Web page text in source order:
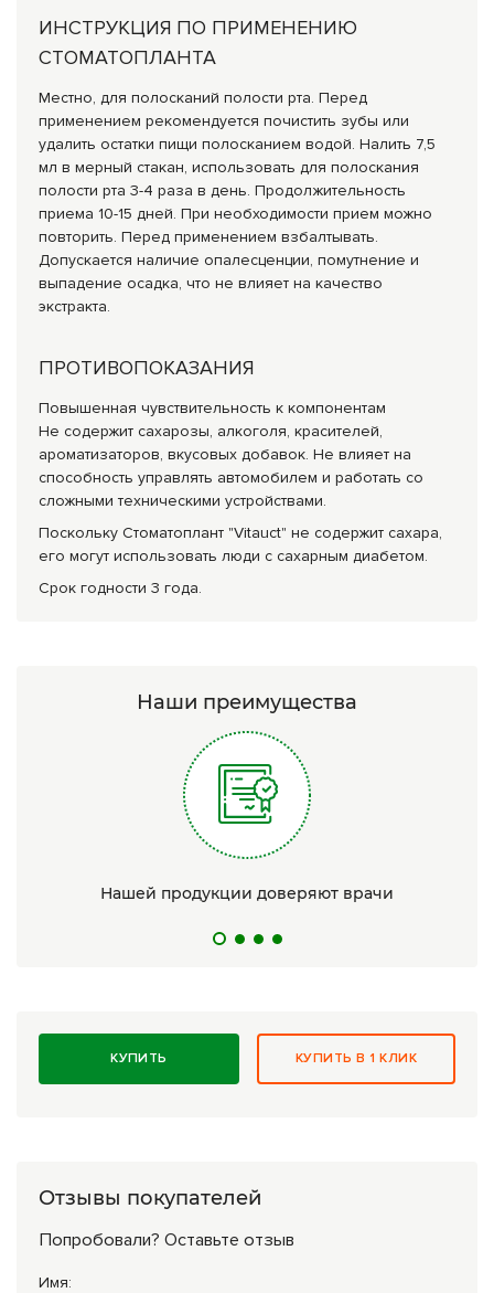
ИНСТРУКЦИЯ ПО ПРИМЕНЕНИЮ
СТОМАТОПЛАНТА
Местно, для полосканий полости рта. Перед
применением рекомендуется почистить зубы или
удалить остатки пищи полосканием водой. Налить 7,5
мл в мерный стакан, использовать для полоскания
полости рта 3-4 раза в день. Продолжительность
приема 10-15 дней. При необходимости прием можно
повторить. Перед применением взбалтывать.
Допускается наличие опалесценции, помутнение и
выпадение осадка, что не влияет на качество
экстракта.
ПРОТИВОПОКАЗАНИЯ
Повышенная чувствительность к компонентам
Не содержит сахарозы, алкоголя, красителей,
ароматизаторов, вкусовых добавок. Не влияет на
способность управлять автомобилем и работать со
сложными техническими устройствами.
Поскольку Стоматоплант "Vitauct" не содержит сахара,
его могут использовать люди с сахарным диабетом.
Срок годности 3 года.
Наши преимущества
Нашей продукции доверяют врачи
КУПИТЬ КУПИТЬ В 1 КЛИК
Отзывы покупателей
Попробовали? Оставьте отзыв
Имя: